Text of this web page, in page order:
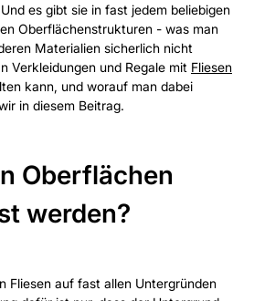
es gibt sie in fast jedem beliebigen
Oberflächenstrukturen - was man
Materialien sicherlich nicht
Verkleidungen und Regale mit Fliesen
kann, und worauf man dabei
in diesem Beitrag.
Oberflächen
werden?
Fliesen auf fast allen Untergründen